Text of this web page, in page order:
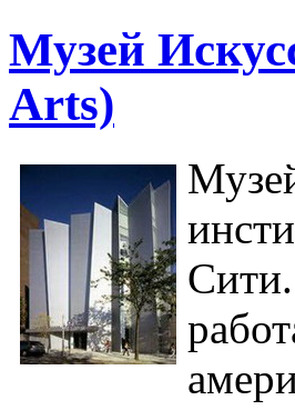
Музей
Arts)